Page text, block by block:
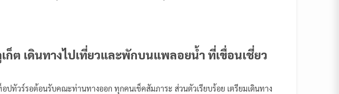
ต เดินทางไปเที่ยวและพักบนแพลอยน้ำ ที่เขื่อนเชี่ยว
ปทัวร์รอต้อนรับคณะท่านทางออก ทุกคนเช็คสัมภาระ ส่วนตัวเรียบร้อย เตรียมเดินทาง